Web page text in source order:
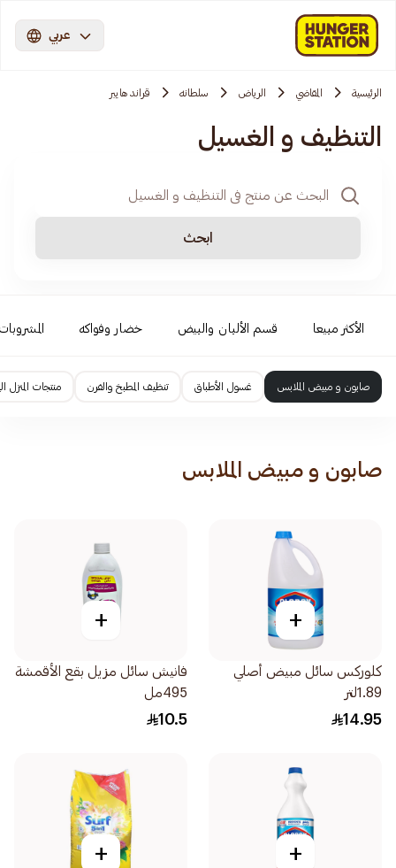
عربي
الرئيسية المقاضي الرياض سلطانه قراند هايبر
التنظيف و الغسيل
ابحث
الأكثر مبيعا قسم الألبان والبيض خضار وفواكه
صابون و مبيض الملابس غسول الأطباق تنظيف المطبخ والفرن منتجات المنزل
صابون و مبيض الملابس
+
كلوركس سائل مبيض أصلي
1.89لتر
14.95
+
فانيش سائل مزيل بقع الأقمشة
495مل
10.5
+
+